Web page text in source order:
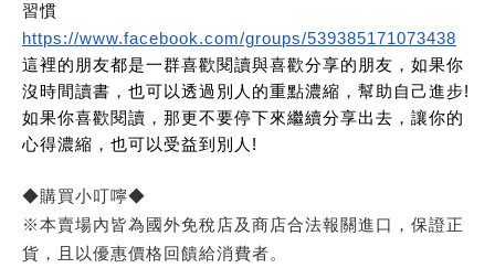
習慣
https://www.facebook.com/groups/539385171073438
這裡的朋友都是一群喜歡閱讀與喜歡分享的朋友，如果你
沒時間讀書，也可以透過別人的重點濃縮，幫助自己進步!
如果你喜歡閱讀，那更不要停下來繼續分享出去，讓你的
心得濃縮，也可以受益到別人!
◆購買小叮嚀◆
※本賣場內皆為國外免稅店及商店合法報關進口，保證正
貨，且以優惠價格回饋給消費者。